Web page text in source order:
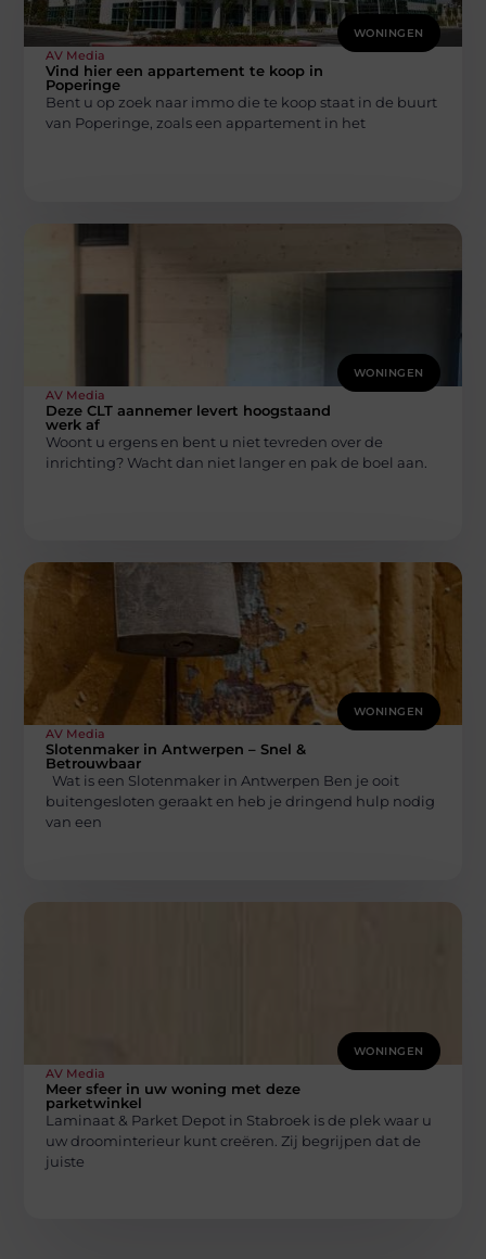
WONINGEN
AV Media
Vind hier een appartement te koop in
Poperinge
Bent u op zoek naar immo die te koop staat in de buurt
van Poperinge, zoals een appartement in het
WONINGEN
AV Media
Deze CLT aannemer levert hoogstaand
werk af
Woont u ergens en bent u niet tevreden over de
inrichting? Wacht dan niet langer en pak de boel aan.
WONINGEN
AV Media
Slotenmaker in Antwerpen – Snel &
Betrouwbaar
Wat is een Slotenmaker in Antwerpen Ben je ooit
buitengesloten geraakt en heb je dringend hulp nodig
van een
WONINGEN
AV Media
Meer sfeer in uw woning met deze
parketwinkel
Laminaat & Parket Depot in Stabroek is de plek waar u
uw droominterieur kunt creëren. Zij begrijpen dat de
juiste